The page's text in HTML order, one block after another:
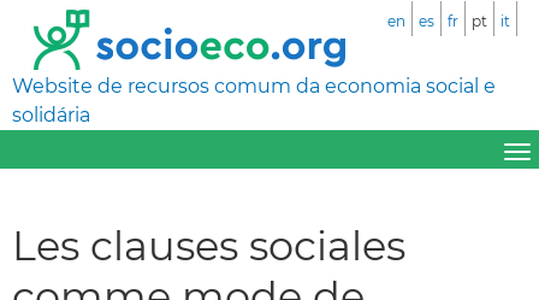
Website de recursos comum da economia social e
solidária
en es fr pt it
Les clauses sociales